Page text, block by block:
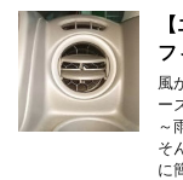
フ
風
ー
～
そ
に